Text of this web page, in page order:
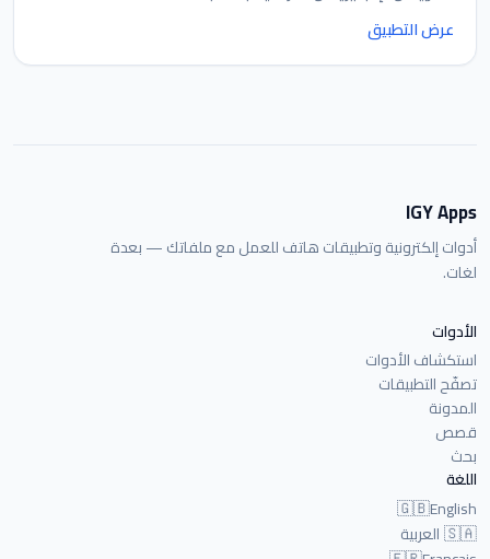
عرض التطبيق
IGY Apps
أدوات إلكترونية وتطبيقات هاتف للعمل مع ملفاتك — بعدة
لغات.
الأدوات
استكشاف الأدوات
تصفّح التطبيقات
المدونة
قصص
بحث
اللغة
🇬🇧English
🇸🇦العربية